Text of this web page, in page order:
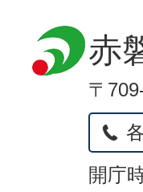
赤
〒
開庁